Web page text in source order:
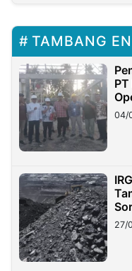
TAMBANG
04/
27/